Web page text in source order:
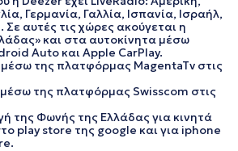
Γερμανία, Γαλλία, Ισπανία, Ισραήλ,
Σε αυτές τις χώρες ακούγεται η
και στα αυτοκίνητα μέσω
Auto και Apple CarPlay.
μέσω της πλατφόρμας MagentaTv στις
μέσω της πλατφόρμας Swisscom στις
της Φωνής της Ελλάδας για κινητά
play store της google και για iphone